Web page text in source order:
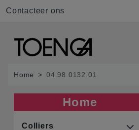
Contacteer ons
Home 04.98.0132.01
Home
Colliers